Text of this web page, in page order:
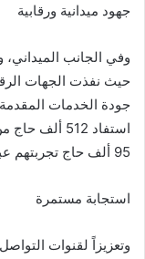
جهود ميدانية ورقابية
وفي الجانب
جودة الخدمات
استفاد 512
95 ألف حاج تجربتهم عبر “مقياس رضا الحجاج”.
استجابة مستمرة